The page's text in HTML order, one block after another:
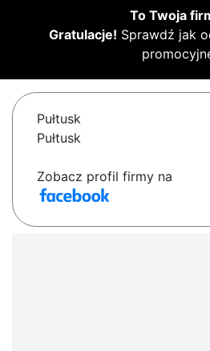
To Twoja
Gratulacje! Sprawdź jak
Pułtusk
Pułtusk
Zobacz profil firmy na